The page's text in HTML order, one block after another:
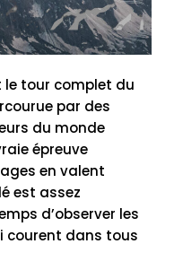
tour complet du
par des
du monde
épreuve
en valent
est assez
d’observer les
courent dans tous